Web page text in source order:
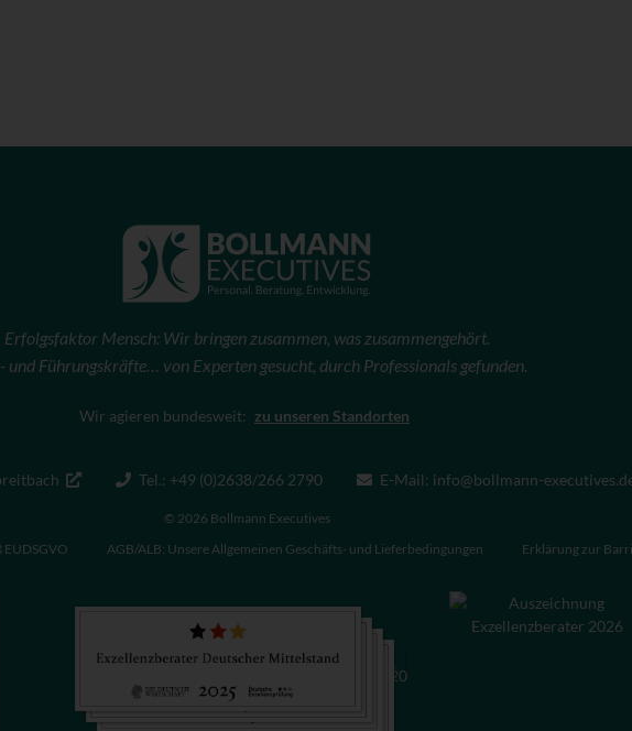
Erfolgsfaktor Mensch: Wir bringen zusammen, was zusammengehört.
und Führungskräfte… von Experten gesucht, durch Professionals gefunden.
Wir agieren bundesweit: zu unseren Standorten
Tel.: +49 (0)2638/266 2790 E-Mail: info@bollmann-
© 2026 Bollmann Executives
EUDSGVO AGB/ALB: Unsere Allgemeinen Geschäfts- und Lieferbedingungen Erklärung zur